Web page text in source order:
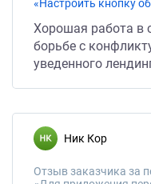
«Настроить кнопку
Хорошая работа в
борьбе с
уведенного
Ник Кор
Отзыв заказчика за